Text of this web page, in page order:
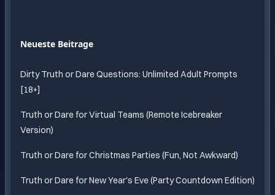
Neueste Beitrage
Dirty Truth or Dare Questions: Unlimited Adult Prompts
[18+]
Truth or Dare for Virtual Teams (Remote Icebreaker
Version)
Truth or Dare for Christmas Parties (Fun, Not Awkward)
Truth or Dare for New Year's Eve (Party Countdown Edition)